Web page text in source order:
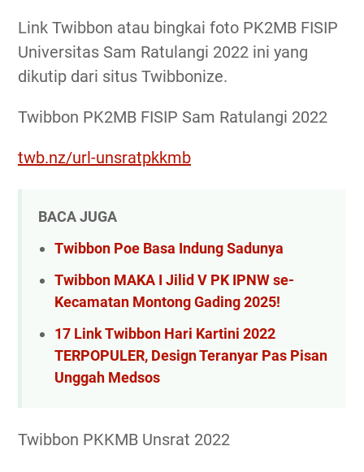
Link Twibbon atau bingkai foto PK2MB FISIP
Universitas Sam Ratulangi 2022 ini yang
dikutip dari situs Twibbonize.
Twibbon PK2MB FISIP Sam Ratulangi 2022
twb.nz/url-unsratpkkmb
BACA JUGA
Twibbon Poe Basa Indung Sadunya
Twibbon MAKA I Jilid V PK IPNW se-
Kecamatan Montong Gading 2025!
17 Link Twibbon Hari Kartini 2022
TERPOPULER, Design Teranyar Pas Pisan
Unggah Medsos
Twibbon PKKMB Unsrat 2022